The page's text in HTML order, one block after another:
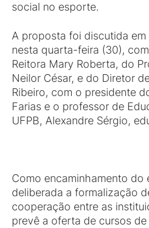
social no esporte.
A proposta foi discutida em
nesta quarta-feira (30),
Reitora Mary Roberta, do
Neilor César, e do Diretor
Ribeiro, com o presidente
Farias e o professor de
UFPB, Alexandre Sérgio,
Como encaminhamento do
deliberada a formalização
cooperação entre as
prevê a oferta de cursos